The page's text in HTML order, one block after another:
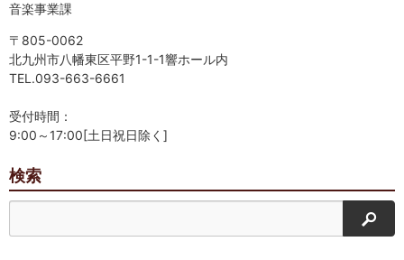
音楽事業課
〒805-0062
北九州市八幡東区平野1-1-1響ホール内
TEL.093-663-6661
受付時間：
9:00～17:00[土日祝日除く]
検索
検索